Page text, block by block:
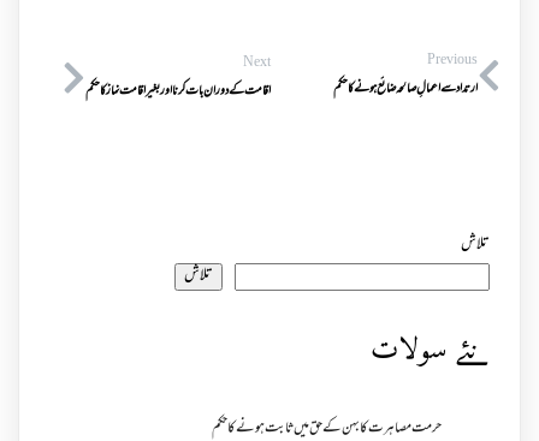
Previous
ارتداد سے اعمالِ صالحہ ضائع ہونے کا حکم
Next
اقامت کے دوران بات کرنا اور بغیر اقامت نماز کا حکم
تلاش
تلاش
نئے سولات
حرمت مصاہرت کا بہن کے حق میں ثابت ہونے کا حکم